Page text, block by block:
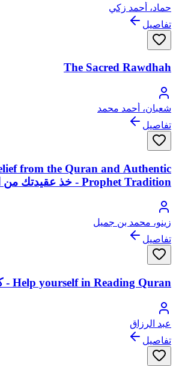
حماد، أحمد زكي
تفاصيل
The Sacred Rawdhah
شعبان، أحمد محمد
تفاصيل
from the Quran and Authentic
Prophet Tradition - خذ عقيدتك من الكتاب والسنة
زينو، محمد بن جميل
تفاصيل
Help yourself in Reading Quran - كيف تتلو القرآن
عبد الرزاق
تفاصيل